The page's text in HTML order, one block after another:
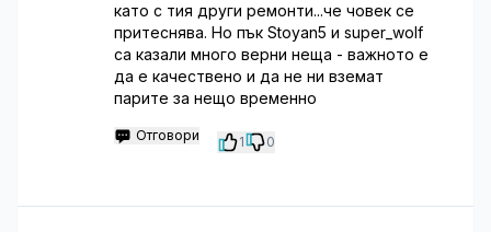
като с тия други ремонти...че човек се
притеснява. Но пък Stoyan5 и super_wolf
са казали много верни неща - важното е
да е качествено и да не ни вземат
парите за нещо временно
Отговори 1 0